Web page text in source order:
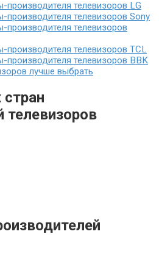
телевизоров LG
телевизоров Sony
телевизоров
телевизоров TCL
телевизоров BBK
лучше выбрать
стран
телевизоров